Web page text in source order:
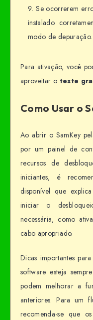
Se ocorrerem
instalado
modo de depuração.
Para ativação, você
aproveitar o teste
Como Usar o
Ao abrir o SamKey
por um painel de
recursos de
iniciantes, é
disponível que
iniciar o
necessária, como
cabo apropriado.
Dicas importantes
software esteja
podem melhorar a
anteriores. Para um
recomenda-se que